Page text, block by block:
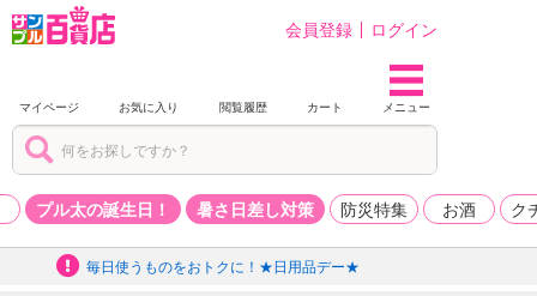
会員登録 ログイン
マイページ お気に入り 閲覧履歴 カート メニュー
プル太の誕生日！ 暑さ日差し対策 防災特集 お酒 ク
毎日使うものをおトクに！★日用品デー★